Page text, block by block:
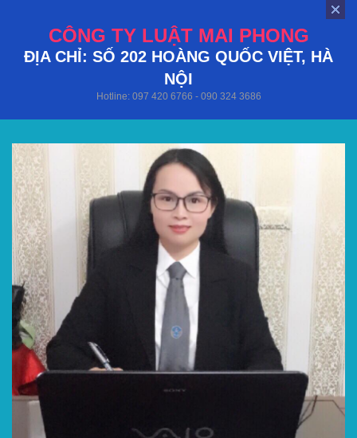
CÔNG TY LUẬT MAI PHONG
ĐỊA CHỈ: SỐ 202 HOÀNG QUỐC VIỆT, HÀ
NỘI
Hotline: 097 420 6766 - 090 324 3686